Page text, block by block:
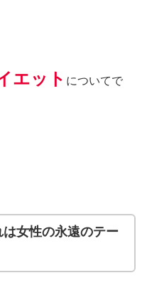
エット についてで
女性の永遠のテー